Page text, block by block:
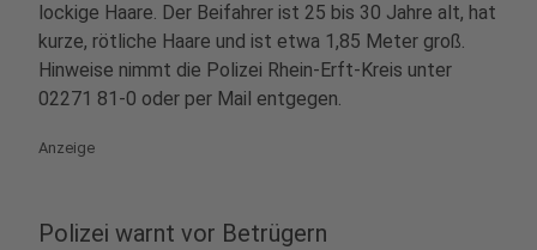
lockige Haare. Der Beifahrer ist 25 bis 30 Jahre alt, hat
kurze, rötliche Haare und ist etwa 1,85 Meter groß.
Hinweise nimmt die Polizei Rhein-Erft-Kreis unter
02271 81-0 oder per Mail entgegen.
Anzeige
Polizei warnt vor Betrügern